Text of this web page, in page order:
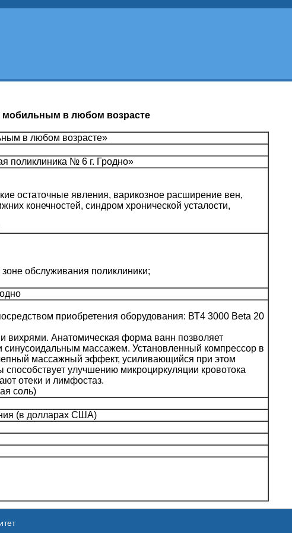
мобильным в любом возрасте
в любом возрасте»
поликлиника № 6 г. Гродно»
остаточные явления, варикозное расширение вен,
конечностей, синдром хронической усталости,
обслуживания поликлиники;
приобретения оборудования: ВТ4 3000 Beta 20
Анатомическая форма ванн позволяет
массажем. Установленный компрессор в
массажный эффект, усиливающийся при этом
улучшению микроциркуляции кровотока
отеки и лимфостаз.
соль)
(в долларах США)